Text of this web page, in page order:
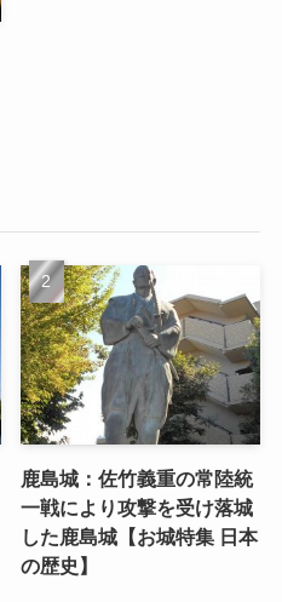
鹿島城：佐竹義重の常陸統
一戦により攻撃を受け落城
した鹿島城【お城特集 日本
の歴史】